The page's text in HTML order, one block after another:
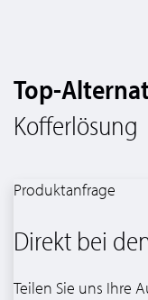
Top-
Kofferlösung
Produktanfrage
Direkt bei
Teilen Sie uns Ihre